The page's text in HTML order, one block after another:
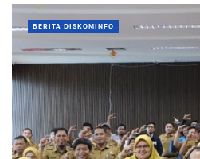
BERITA DISKOMINFO